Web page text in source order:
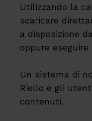
Utilizzando la
scaricare
a disposizione
oppure
Un sistema di
Riello e gli
contenuti.